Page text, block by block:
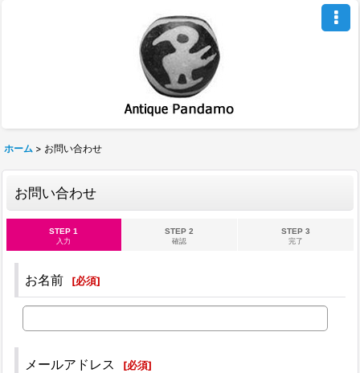
ホーム > お問い合わせ
お問い合わせ
STEP 1
入力
STEP 2
確認
STEP 3
完了
お名前 [必須]
メールアドレス [必須]